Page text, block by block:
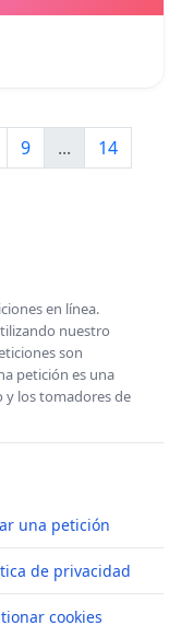
9 ...
14
en línea.
nuestro
son
petición es una
y los tomadores de
una petición
de privacidad
cookies